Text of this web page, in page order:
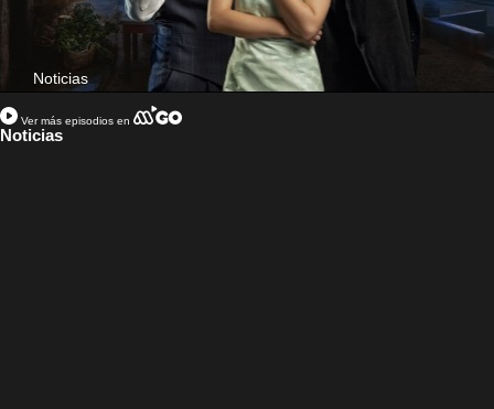
Noticias
Ver más episodios en
Noticias